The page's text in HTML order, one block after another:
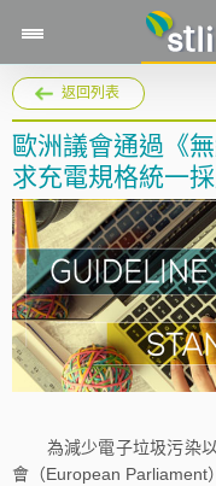
返回列表
歐洲議會通過《
求充電規格統一
為減少電子垃圾污染以
會（European Parliament